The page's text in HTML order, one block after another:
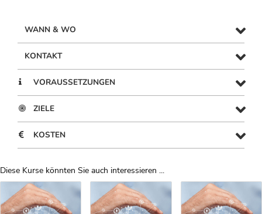
WANN & WO
KONTAKT
VORAUSSETZUNGEN
ZIELE
KOSTEN
Diese Kurse könnten Sie auch interessieren ...
Uber Weiterbildungsvorschläge